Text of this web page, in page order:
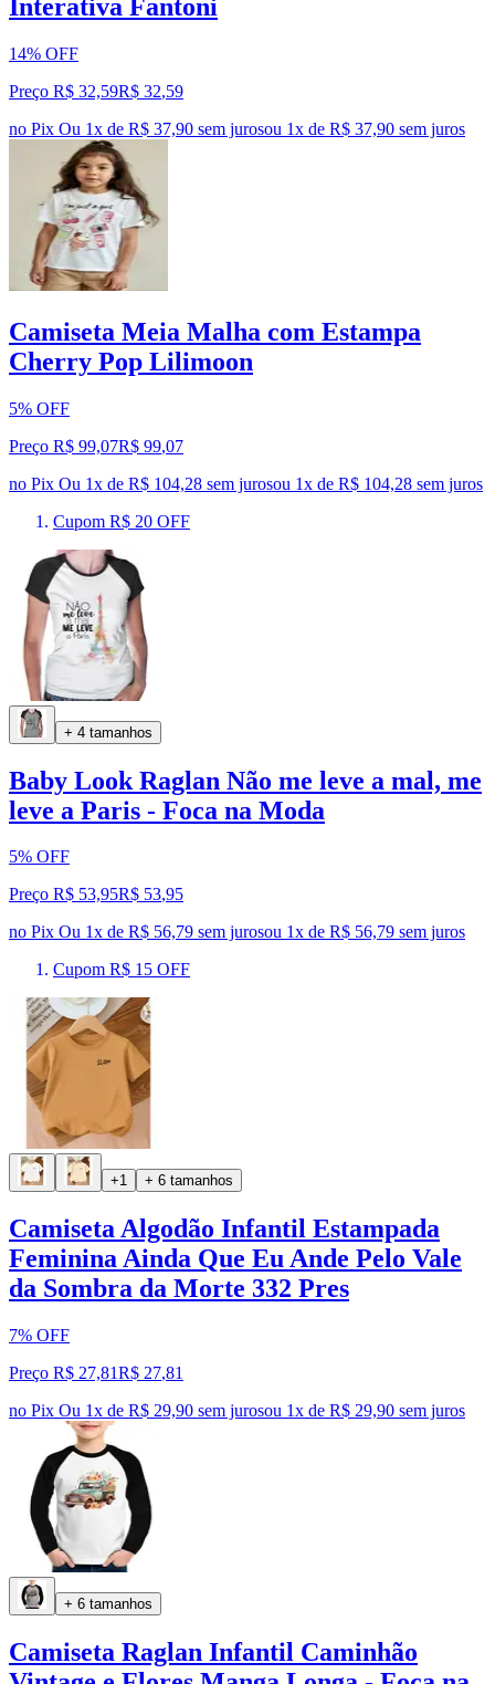
Interativa Fantoni
14% OFF
Preço R$ 32,59R$ 32,59
no Pix Ou 1x de R$ 37,90 sem jurosou 1x de R$ 37,90 sem juros
Camiseta Meia Malha com Estampa
Cherry Pop Lilimoon
5% OFF
Preço R$ 99,07R$ 99,07
no Pix Ou 1x de R$ 104,28 sem jurosou 1x de R$ 104,28 sem juros
Cupom R$ 20 OFF
+ 4 tamanhos
Baby Look Raglan Não me leve a mal, me
leve a Paris - Foca na Moda
5% OFF
Preço R$ 53,95R$ 53,95
no Pix Ou 1x de R$ 56,79 sem jurosou 1x de R$ 56,79 sem juros
Cupom R$ 15 OFF
+1 + 6 tamanhos
Camiseta Algodão Infantil Estampada
Feminina Ainda Que Eu Ande Pelo Vale
da Sombra da Morte 332 Pres
7% OFF
Preço R$ 27,81R$ 27,81
no Pix Ou 1x de R$ 29,90 sem jurosou 1x de R$ 29,90 sem juros
+ 6 tamanhos
Camiseta Raglan Infantil Caminhão